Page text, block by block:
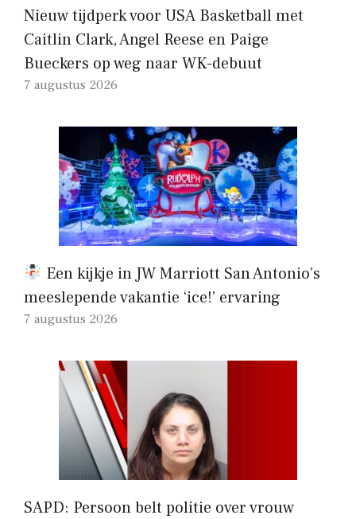
Nieuw tijdperk voor USA Basketball met
Caitlin Clark, Angel Reese en Paige
Bueckers op weg naar WK-debuut
7 augustus 2026
Een kijkje in JW Marriott San Antonio’s
meeslepende vakantie ‘ice!’ ervaring
7 augustus 2026
SAPD: Persoon belt politie over vrouw